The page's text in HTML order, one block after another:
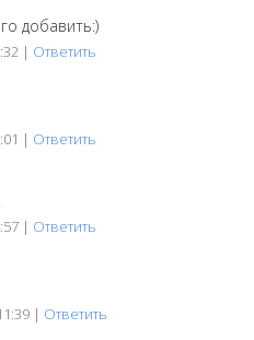
добавить:)
| Ответить
| Ответить
| Ответить
| Ответить